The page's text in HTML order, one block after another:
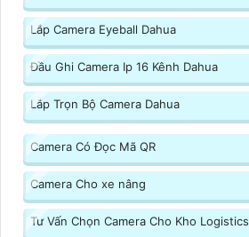
Lắp Camera Eyeball Dahua
Đầu Ghi Camera Ip 16 Kênh Dahua
Lắp Trọn Bộ Camera Dahua
Camera Có Đọc Mã QR
Camera Cho xe nâng
Tư Vấn Chọn Camera Cho Kho Logistics